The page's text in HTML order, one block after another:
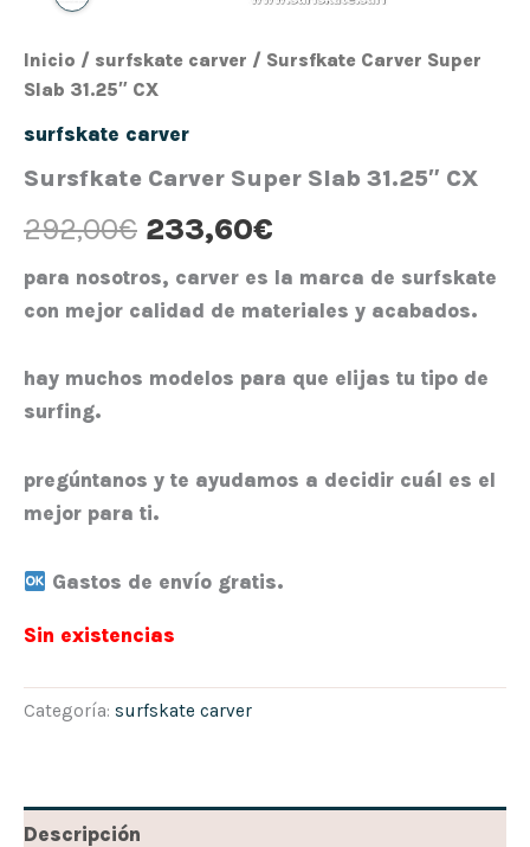
Inicio / surfskate carver / Sursfkate Carver Super
Slab 31.25″ CX
surfskate carver
Sursfkate Carver Super Slab 31.25″ CX
292,00€ 233,60€
para nosotros, carver es la marca de surfskate
con mejor calidad de materiales y acabados.
hay muchos modelos para que elijas tu tipo de
surfing.
pregúntanos y te ayudamos a decidir cuál es el
mejor para ti.
Gastos de envío gratis.
Sin existencias
Categoría: surfskate carver
Descripción